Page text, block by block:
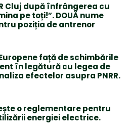
Cluj după înfrângerea cu
pe toți!”. DOUĂ nume
poziția de antrenor
față de schimbările
în legătură cu legea de
efectelor asupra PNRR.
o reglementare pentru
energiei electrice.